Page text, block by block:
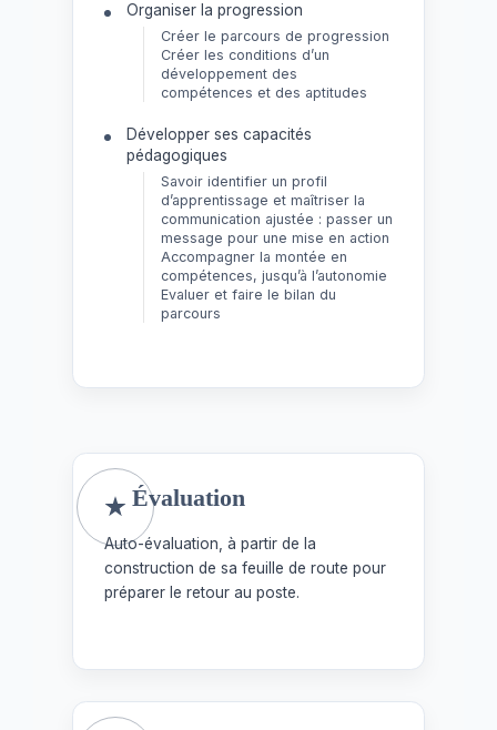
Organiser la progression
Créer le parcours de progression
Créer les conditions d’un
développement des
compétences et des aptitudes
Développer ses capacités
pédagogiques
Savoir identifier un profil
d’apprentissage et maîtriser la
communication ajustée : passer un
message pour une mise en action
Accompagner la montée en
compétences, jusqu’à l’autonomie
Evaluer et faire le bilan du
parcours
Évaluation
Auto-évaluation, à partir de la
construction de sa feuille de route pour
préparer le retour au poste.